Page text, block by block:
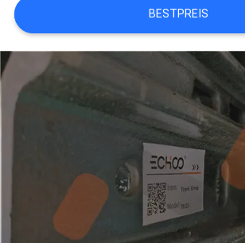
SITEMAP
PRIVACY
POLICY
BESTPREIS